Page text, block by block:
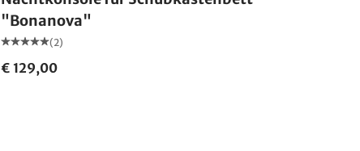
"Bonanova"
(2)
€ 129,00